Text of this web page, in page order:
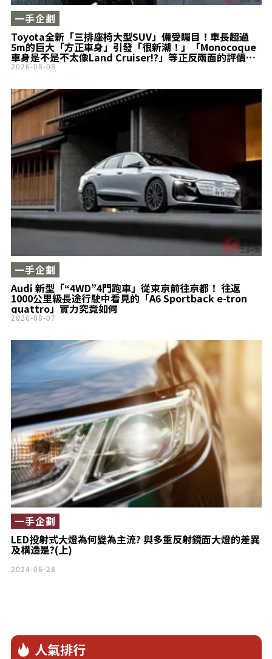
Toyota全新「三排座椅大型SUV」備受矚目！車長超過
5m的巨大「方正車身」引發「很新潮！」「Monocoque
車身是不是不太像Land Cruiser!?」等正反兩面的評價！
具備出色靜肅性與穩定性的「Land Cruiser Se」自首次
麼？
一手企劃
2026-08-08
Audi 新型「“4WD”4門跑車」從東京前往京都！ 往返
1000公里級長途行駛中看見的「A6 Sportback e-tron
quattro」實力究竟如何
一手企劃
2026-08-07
LED投射式大燈為何變為主流? 與多重反射鏡面大燈的差異
及構造是?(上)
一手企劃
2024-06-28
人氣排行